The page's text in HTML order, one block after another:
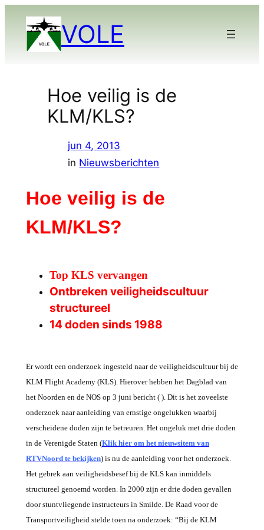
VOLE
Hoe veilig is de
KLM/KLS?
jun 4, 2013
in Nieuwsberichten
Hoe veilig is de
KLM/KLS?
Top KLS vervangen
Ontbreken veiligheidscultuur
structureel
14 doden sinds 1988
Er wordt een onderzoek ingesteld naar de veiligheidscultuur bij de
KLM Flight Academy (KLS). Hierover hebben het Dagblad van
het Noorden en de NOS op 3 juni bericht ( ). Dit is het zoveelste
onderzoek naar aanleiding van ernstige ongelukken waarbij
verscheidene doden zijn te betreuren. Het ongeluk met drie doden
in de Verenigde Staten (Klik hier om het nieuwsitem van
RTVNoord te bekijken) is nu de aanleiding voor het onderzoek.
Het gebrek aan veiligheidsbesef bij de KLS kan inmiddels
structureel genoemd worden. In 2000 zijn er drie doden gevallen
door stuntvliegende instructeurs in Smilde. De Raad voor de
Transportveiligheid stelde toen na onderzoek: “Bij de KLM